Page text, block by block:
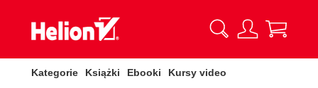
Kategorie Książki Ebooki Kursy video